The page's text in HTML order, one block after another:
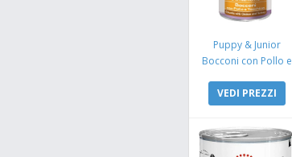
Puppy & Junior
Bocconi con Pollo e
VEDI PREZZI